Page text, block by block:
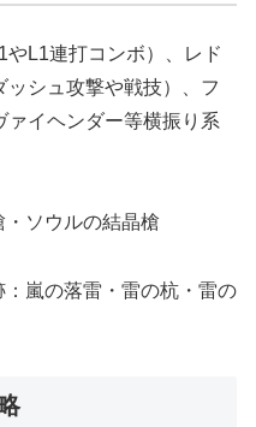
L1連打コンボ）、レド
シュ攻撃や戦技）、フ
ァイヘンダー等横振り系
ソウルの結晶槍
嵐の落雷・雷の杭・雷の